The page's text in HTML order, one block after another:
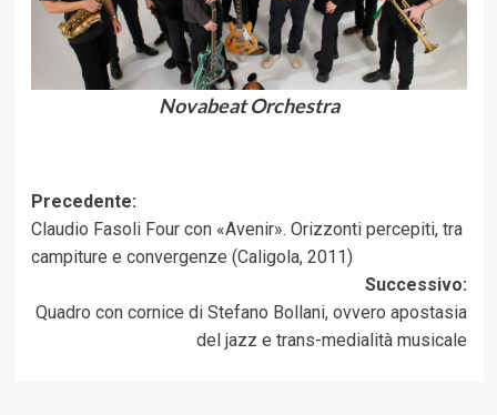
Novabeat Orchestra
Navigazione
articolo
Precedente:
Claudio Fasoli Four con «Avenir». Orizzonti percepiti, tra
campiture e convergenze (Caligola, 2011)
Successivo:
Quadro con cornice di Stefano Bollani, ovvero apostasia
del jazz e trans-medialità musicale